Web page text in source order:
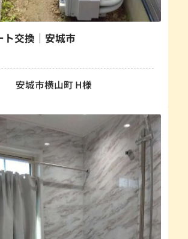
ト交換｜安城市
安城市横山町 H様